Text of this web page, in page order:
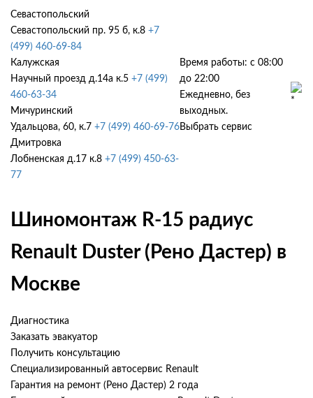
Севастопольский
Севастопольский пр. 95 б, к.8 +7
(499) 460-69-84
Калужская
Научный проезд д.14а к.5 +7 (499)
460-63-34
Мичуринский
Удальцова, 60, к.7 +7 (499) 460-69-76
Дмитровка
Лобненская д.17 к.8 +7 (499) 450-63-
77
Время работы: с 08:00
до 22:00
Ежедневно, без
выходных.
Выбрать сервис
Шиномонтаж R-15 радиус
Renault Duster (Рено Дастер) в
Москве
Диагностика
Заказать эвакуатор
Получить консультацию
Специализированный автосервис Renault
Гарантия на ремонт (Рено Дастер) 2 года